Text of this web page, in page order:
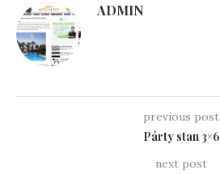
ADMIN
previous post
Párty stan 3×6
next post